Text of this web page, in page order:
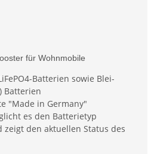
für Wohnmobile
Batterien sowie Blei-
Batterien
"Made in Germany"
es den Batterietyp
den aktuellen Status des